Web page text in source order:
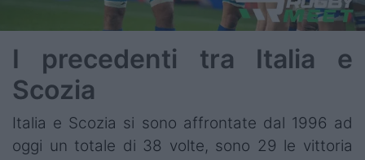
I precedenti tra Italia e
Scozia
Italia e Scozia si sono affrontate dal 1996 ad
oggi un totale di 38 volte, sono 29 le vittoria